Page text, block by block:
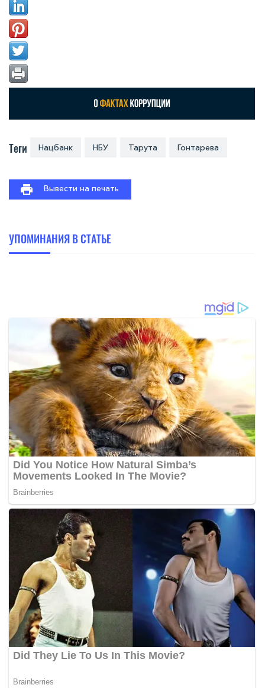
Теги Нацбанк НБУ Тарута Гонтарева
Вывести на печать
УПОМИНАНИЯ В СТАТЬЕ